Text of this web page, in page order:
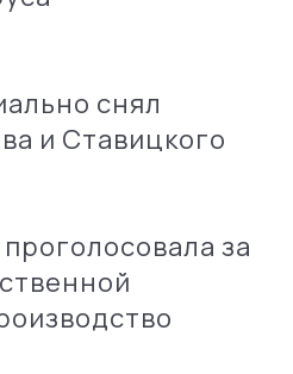
снял
и Ставицкого
за